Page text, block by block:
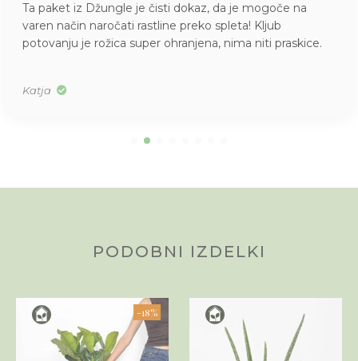
Juhej, danes je prispela pošiljka iz Džungle
skrbno zaščitene rože, kako lepi primerki, kakšen
citrusih (moja nova orhideja) … draga Džungla,
PODOBNI IZDELKI
-18%